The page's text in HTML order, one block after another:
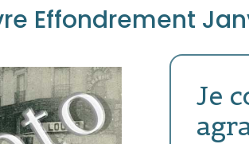
Effondrement
Je